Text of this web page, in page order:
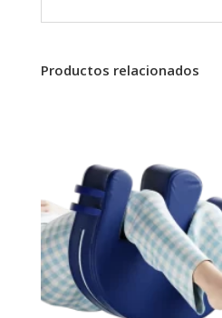
Productos relacionados